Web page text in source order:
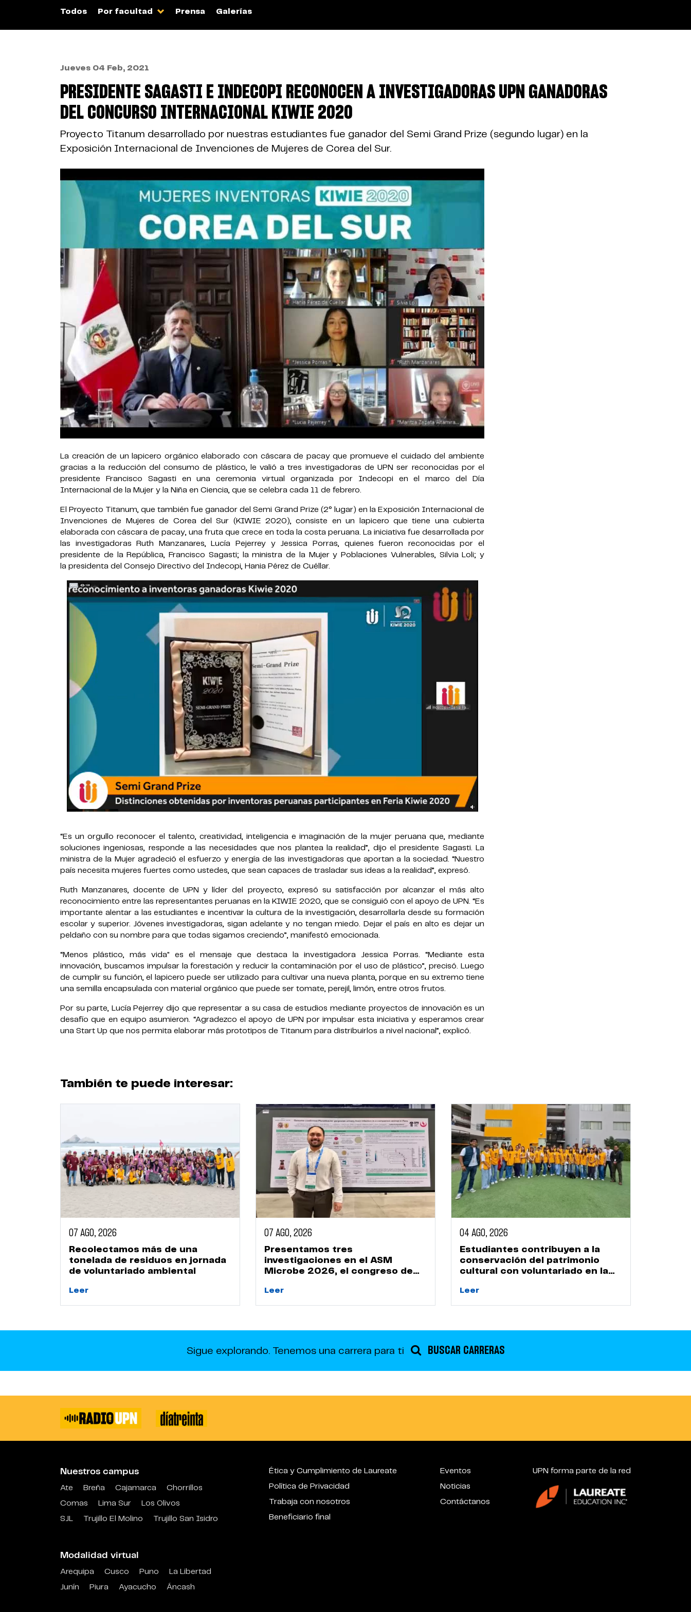
Todos Por facultad Prensa Galerías
Jueves 04 Feb, 2021
PRESIDENTE SAGASTI E INDECOPI RECONOCEN A INVESTIGADORAS UPN GANADORAS
DEL CONCURSO INTERNACIONAL KIWIE 2020
Proyecto Titanum desarrollado por nuestras estudiantes fue ganador del Semi Grand Prize (segundo lugar) en la
Exposición Internacional de Invenciones de Mujeres de Corea del Sur.
La creación de un lapicero orgánico elaborado con cáscara de pacay que promueve el cuidado del ambiente
gracias a la reducción del consumo de plástico, le valió a tres investigadoras de UPN ser reconocidas por el
presidente Francisco Sagasti en una ceremonia virtual organizada por Indecopi en el marco del
Día
Internacional de la Mujer y la Niña en Ciencia, que se celebra cada 11 de febrero.
El Proyecto Titanum, que también fue ganador del Semi Grand Prize (2° lugar) en la Exposición Internacional de
Invenciones de Mujeres de Corea del Sur (KIWIE 2020), consiste en un lapicero que tiene una cubierta
elaborada con cáscara de pacay, una fruta que crece en toda la costa peruana. La iniciativa fue desarrollada por
las investigadoras Ruth Manzanares, Lucía Pejerrey y Jessica Porras, quienes fueron reconocidas por el
presidente de la República, Francisco Sagasti; la ministra de la Mujer y Poblaciones Vulnerables, Silvia Loli; y
la presidenta del Consejo Directivo del Indecopi, Hania Pérez de Cuéllar.
“Es un orgullo reconocer el talento, creatividad, inteligencia e imaginación de la mujer peruana que, mediante
soluciones ingeniosas, responde a las necesidades que nos plantea la realidad”, dijo el presidente Sagasti. La
ministra de la Mujer agradeció el esfuerzo y energía de las investigadoras que aportan a la sociedad. “Nuestro
país necesita mujeres fuertes como ustedes, que sean capaces de trasladar sus ideas a la realidad”, expresó.
Ruth Manzanares, docente de UPN y líder del proyecto, expresó su satisfacción por alcanzar el más alto
reconocimiento entre las representantes peruanas en la KIWIE 2020, que se consiguió con el apoyo de UPN. “Es
importante alentar a las estudiantes e incentivar la cultura de la investigación, desarrollarla desde su formación
escolar y superior. Jóvenes investigadoras, sigan adelante y no tengan miedo. Dejar el país en alto es dejar un
peldaño con su nombre para que todas sigamos creciendo”, manifestó emocionada.
“Menos plástico, más vida" es el mensaje que destaca la investigadora Jessica Porras. “Mediante esta
innovación, buscamos impulsar la forestación y reducir la contaminación por el uso de plástico”, precisó. Luego
de cumplir su función, el lapicero puede ser utilizado para cultivar una nueva planta, porque en su extremo tiene
una semilla encapsulada con material orgánico que puede ser tomate, perejil, limón, entre otros frutos.
Por su parte, Lucía Pejerrey dijo que representar a su casa de estudios mediante proyectos de innovación es un
desafío que en equipo asumieron. “Agradezco el apoyo de UPN por impulsar esta iniciativa y esperamos crear
una Start Up que nos permita elaborar más prototipos de Titanum para distribuirlos a nivel nacional”, explicó.
También te puede interesar:
07 AGO, 2026
Recolectamos más de una
tonelada de residuos en jornada
de voluntariado ambiental
Leer
07 AGO, 2026
Presentamos tres
investigaciones en el ASM
Microbe 2026, el congreso de
del mundo
Leer
04 AGO, 2026
Estudiantes contribuyen a la
conservación del patrimonio
cultural con voluntariado en la
Leer
Sigue explorando. Tenemos una carrera para ti BUSCAR CARRERAS
Nuestros campus
Ate Breña Cajamarca
Chorrillos
Comas
Lima Sur
Los Olivos
SJL
Trujillo El Molino Trujillo San Isidro
Modalidad virtual
Arequipa Cusco Puno
La Libertad
Junín
Piura Ayacucho Áncash
Ética y Cumplimiento de Laureate
Política de Privacidad
Trabaja con nosotros
Beneficiario final
Eventos
Noticias
Contáctanos
UPN forma parte de la red